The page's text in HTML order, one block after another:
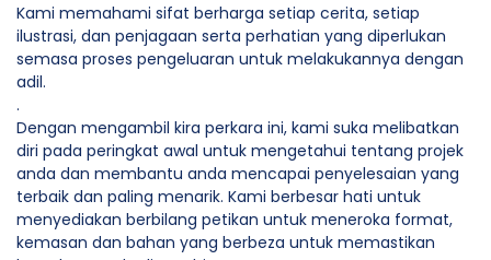
Kami memahami sifat berharga setiap cerita, setiap
ilustrasi, dan penjagaan serta perhatian yang diperlukan
semasa proses pengeluaran untuk melakukannya dengan
adil.
.
Dengan mengambil kira perkara ini, kami suka melibatkan
diri pada peringkat awal untuk mengetahui tentang projek
anda dan membantu anda mencapai penyelesaian yang
terbaik dan paling menarik. Kami berbesar hati untuk
menyediakan berbilang petikan untuk meneroka format,
kemasan dan bahan yang berbeza untuk memastikan